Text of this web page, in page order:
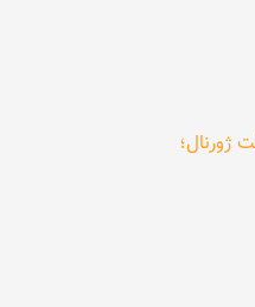
ژورنال؛